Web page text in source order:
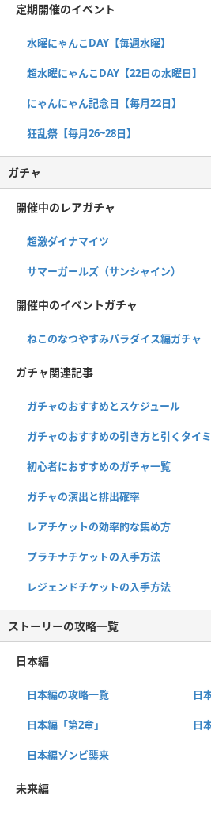
定期開催のイベント
水曜にゃんこDAY【毎週水曜】
超水曜にゃんこDAY【22日の水曜日】
にゃんにゃん記念日【毎月22日】
狂乱祭【毎月26~28日】
ガチャ
開催中のレアガチャ
超激ダイナマイツ
サマーガールズ（サンシャイン）
開催中のイベントガチャ
ねこのなつやすみパラダイス編ガチャ
ガチャ関連記事
ガチャのおすすめとスケジュール
ガチャのおすすめの引き方と引くタイ
初心者におすすめのガチャ一覧
ガチャの演出と排出確率
レアチケットの効率的な集め方
プラチナチケットの入手方法
レジェンドチケットの入手方法
ストーリーの攻略一覧
日本編
日本編の攻略一覧 日
日本編「第2章」 日
日本編ゾンビ襲来
未来編